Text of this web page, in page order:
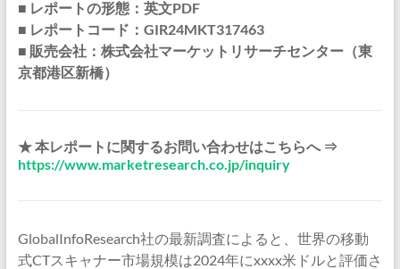
■ レポートの形態：英文PDF
■ レポートコード：GIR24MKT317463
■ 販売会社：株式会社マーケットリサーチセンター（東
京都港区新橋）
★ 本レポートに関するお問い合わせはこちらへ ⇒
https://www.marketresearch.co.jp/inquiry
GlobalInfoResearch社の最新調査によると、世界の移動
式CTスキャナー市場規模は2024年にxxxx米ドルと評価さ